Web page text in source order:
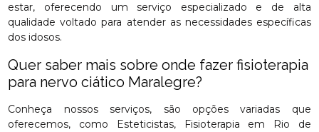
estar, oferecendo um serviço especializado e de alta
qualidade voltado para atender as necessidades específicas
dos idosos.
Quer saber mais sobre onde fazer fisioterapia
para nervo ciático Maralegre?
Conheça nossos serviços, são opções variadas que
oferecemos, como Esteticistas, Fisioterapia em Rio de